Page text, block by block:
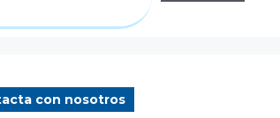
con nosotros